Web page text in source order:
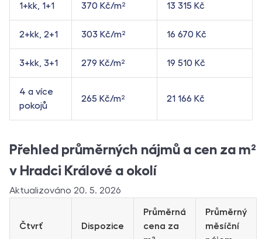
1+kk, 1+1 370 Kč/m² 13 315 Kč
2+kk, 2+1 303 Kč/m² 16 670 Kč
3+kk, 3+1 279 Kč/m² 19 510 Kč
4 a více
pokojů
265 Kč/m² 21 166 Kč
Přehled průměrných nájmů a cen za m²
v Hradci Králové a okolí
Aktualizováno 20. 5. 2026
Čtvrť Dispozice
Průměrná
cena za
Průměrný
měsíční